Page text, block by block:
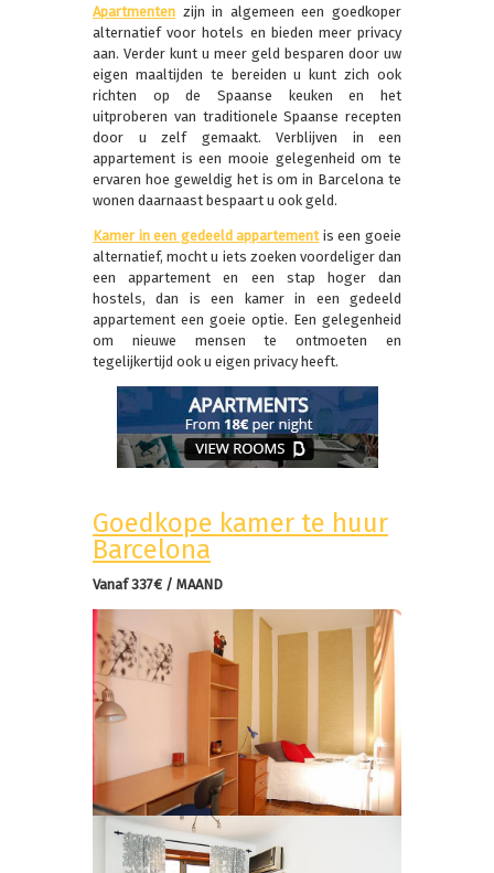
Apartmenten zijn in algemeen een goedkoper
alternatief voor hotels en bieden meer privacy
aan. Verder kunt u meer geld besparen door uw
eigen maaltijden te bereiden u kunt zich ook
richten op de Spaanse keuken en het
uitproberen van traditionele Spaanse recepten
door u zelf gemaakt. Verblijven in een
appartement is een mooie gelegenheid om te
ervaren hoe geweldig het is om in Barcelona te
wonen daarnaast bespaart u ook geld.
Kamer in een gedeeld appartement is een goeie
alternatief, mocht u iets zoeken voordeliger dan
een appartement en een stap hoger dan
hostels, dan is een kamer in een gedeeld
appartement een goeie optie. Een gelegenheid
om nieuwe mensen te ontmoeten en
tegelijkertijd ook u eigen privacy heeft.
Goedkope kamer te huur
Barcelona
Vanaf 337€ / MAAND